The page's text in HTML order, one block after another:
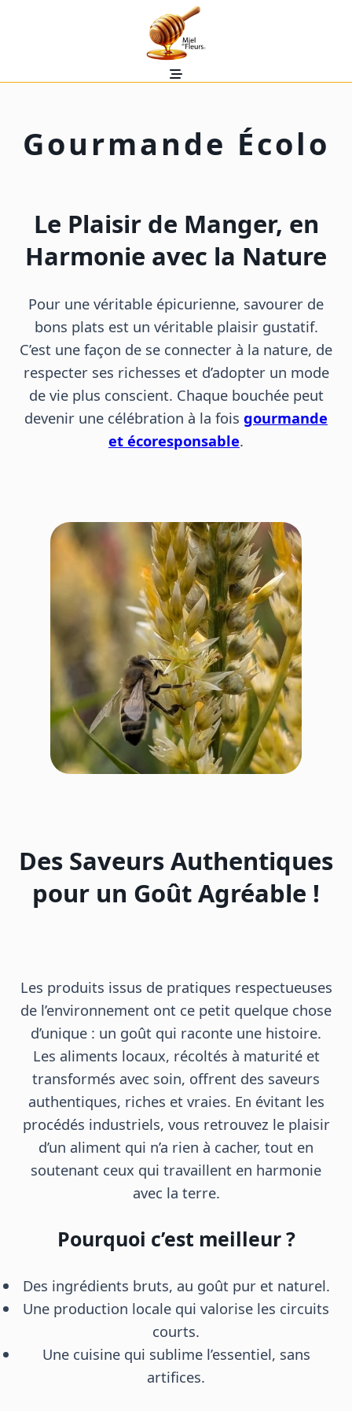
Skip
to
content
Gourmande Écolo
Le Plaisir de Manger, en
Harmonie avec la Nature
Pour une véritable épicurienne, savourer de
bons plats est un véritable plaisir gustatif.
C’est une façon de se connecter à la nature, de
respecter ses richesses et d’adopter un mode
de vie plus conscient. Chaque bouchée peut
devenir une célébration à la fois gourmande
et écoresponsable.
Des Saveurs Authentiques
pour un Goût Agréable !
Les produits issus de pratiques respectueuses
de l’environnement ont ce petit quelque chose
d’unique : un goût qui raconte une histoire.
Les aliments locaux, récoltés à maturité et
transformés avec soin, offrent des saveurs
authentiques, riches et vraies. En évitant les
procédés industriels, vous retrouvez le plaisir
d’un aliment qui n’a rien à cacher, tout en
soutenant ceux qui travaillent en harmonie
avec la terre.
Pourquoi c’est meilleur ?
Des ingrédients bruts, au goût pur et naturel.
Une production locale qui valorise les circuits
courts.
Une cuisine qui sublime l’essentiel, sans
artifices.